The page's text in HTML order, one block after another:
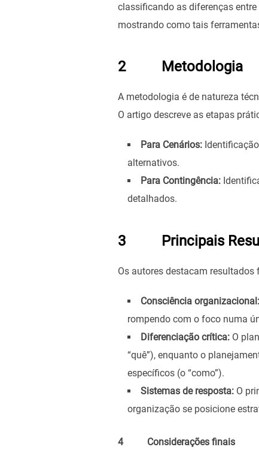
classificando as diferenças
mostrando como tais
2 Metodologia
A metodologia é de natureza
O artigo descreve as etapas
Para Cenários:
alternativos.
Para Contingência:
detalhados.
3 Principais
Os autores destacam
Consciência organizacional:
rompendo com o foco numa
Diferenciação crítica: O
“quê”), enquanto o
específicos (o “como”).
Sistemas de resposta: O
organização se posicione
4 Considerações finais